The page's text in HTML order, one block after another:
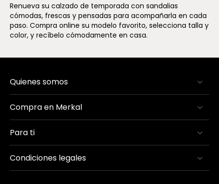
Renueva su calzado de temporada con sandalias
cómodas, frescas y pensadas para acompañarla en cada
paso. Compra online su modelo favorito, selecciona talla y
color, y recíbelo cómodamente en casa.
Quienes somos
Compra en Merkal
Para ti
Condiciones legales